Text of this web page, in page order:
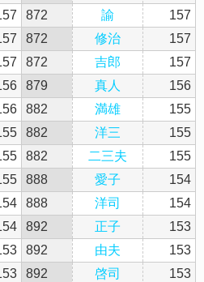
872 諭
157
872 修治
157
872 吉郎
157
879 真人
156
882 満雄
155
882 洋三
155
882 二三夫
155
888 愛子
154
888 洋司
154
892 正子
153
892 由夫
153
892 啓司
153